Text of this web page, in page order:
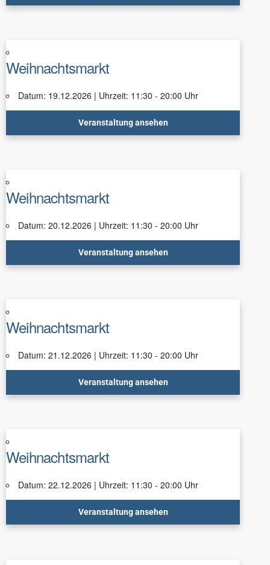
Weihnachtsmarkt
Datum: 19.12.2026 | Uhrzeit: 11:30 - 20:00 Uhr
Veranstaltung ansehen
Weihnachtsmarkt
Datum: 20.12.2026 | Uhrzeit: 11:30 - 20:00 Uhr
Veranstaltung ansehen
Weihnachtsmarkt
Datum: 21.12.2026 | Uhrzeit: 11:30 - 20:00 Uhr
Veranstaltung ansehen
Weihnachtsmarkt
Datum: 22.12.2026 | Uhrzeit: 11:30 - 20:00 Uhr
Veranstaltung ansehen